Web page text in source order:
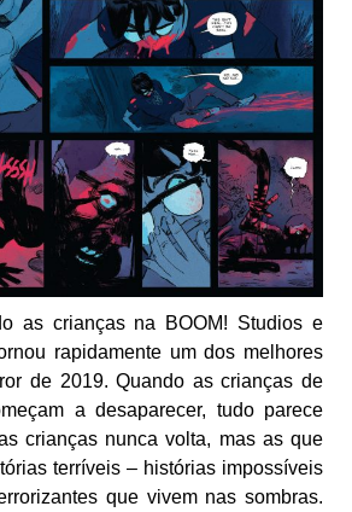
as crianças na BOOM! Studios e
rapidamente um dos melhores
de 2019. Quando as crianças de
a desaparecer, tudo parece
crianças nunca volta, mas as que
terríveis – histórias impossíveis
que vivem nas sombras.